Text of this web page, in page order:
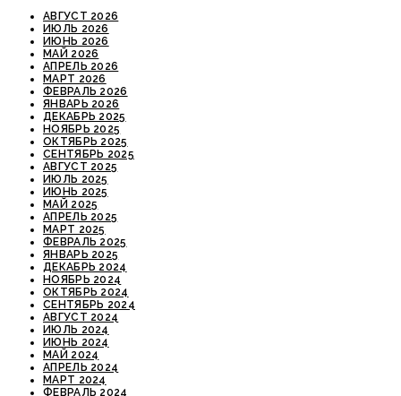
АВГУСТ 2026
ИЮЛЬ 2026
ИЮНЬ 2026
МАЙ 2026
АПРЕЛЬ 2026
МАРТ 2026
ФЕВРАЛЬ 2026
ЯНВАРЬ 2026
ДЕКАБРЬ 2025
НОЯБРЬ 2025
ОКТЯБРЬ 2025
СЕНТЯБРЬ 2025
АВГУСТ 2025
ИЮЛЬ 2025
ИЮНЬ 2025
МАЙ 2025
АПРЕЛЬ 2025
МАРТ 2025
ФЕВРАЛЬ 2025
ЯНВАРЬ 2025
ДЕКАБРЬ 2024
НОЯБРЬ 2024
ОКТЯБРЬ 2024
СЕНТЯБРЬ 2024
АВГУСТ 2024
ИЮЛЬ 2024
ИЮНЬ 2024
МАЙ 2024
АПРЕЛЬ 2024
МАРТ 2024
ФЕВРАЛЬ 2024